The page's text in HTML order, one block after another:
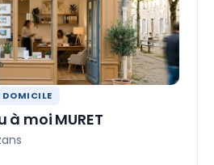
DOMICILE
à moi MURET